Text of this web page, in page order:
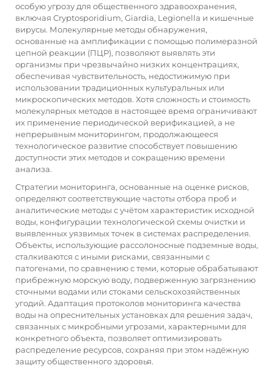
особую угрозу для общественного здравоохранения,
включая Cryptosporidium, Giardia, Legionella и кишечные
вирусы. Молекулярные методы обнаружения,
основанные на амплификации с помощью полимеразной
цепной реакции (ПЦР), позволяют выявлять эти
организмы при чрезвычайно низких концентрациях,
обеспечивая чувствительность, недостижимую при
использовании традиционных культуральных или
микроскопических методов. Хотя сложность и стоимость
молекулярных методов в настоящее время ограничивают
их применение периодической верификацией, а не
непрерывным мониторингом, продолжающееся
технологическое развитие способствует повышению
доступности этих методов и сокращению времени
анализа.
Стратегии мониторинга, основанные на оценке рисков,
определяют соответствующие частоты отбора проб и
аналитические методы с учётом характеристик исходной
воды, конфигурации технологической схемы очистки и
выявленных уязвимых точек в системах распределения.
Объекты, использующие рассолоносные подземные воды,
сталкиваются с иными рисками, связанными с
патогенами, по сравнению с теми, которые обрабатывают
прибрежную морскую воду, подверженную загрязнению
сточными водами или стоками сельскохозяйственных
угодий. Адаптация протоколов мониторинга качества
воды на опреснительных установках для решения задач,
связанных с микробными угрозами, характерными для
конкретного объекта, позволяет оптимизировать
распределение ресурсов, сохраняя при этом надёжную
защиту общественного здоровья.